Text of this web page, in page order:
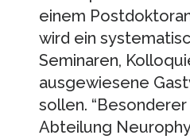
einem
wird ein
Seminaren,
ausgewiesene
sollen.
Abteilung